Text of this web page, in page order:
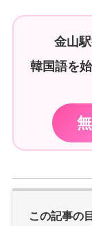
金山
韓国語を
この記事の